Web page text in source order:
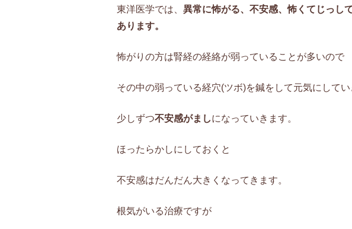
東洋医学では、 異常に怖がる、不安感、怖くてじっし
あります。
怖がりの方は腎経の経絡が弱っていることが多いので
その中の弱っている経穴(ツボ)を鍼をして元気にしてい
少しずつ不安感がましになっていきます。
ほったらかしにしておくと
不安感はだんだん大きくなってきます。
根気がいる治療ですが